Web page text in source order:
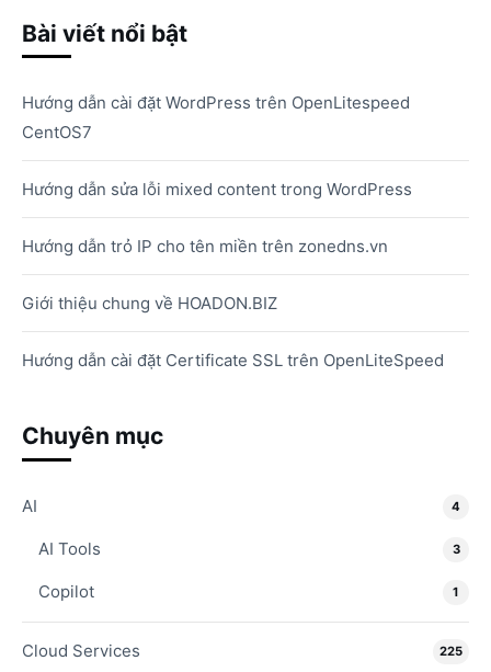
Bài viết nổi bật
Hướng dẫn cài đặt WordPress trên OpenLitespeed
CentOS7
Hướng dẫn sửa lỗi mixed content trong WordPress
Hướng dẫn trỏ IP cho tên miền trên zonedns.vn
Giới thiệu chung về HOADON.BIZ
Hướng dẫn cài đặt Certificate SSL trên OpenLiteSpeed
Chuyên mục
AI 4
AI Tools 3
Copilot 1
Cloud Services 225